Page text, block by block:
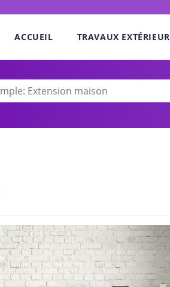
ACCUEIL TRAVAUX EXTÉRIEUR